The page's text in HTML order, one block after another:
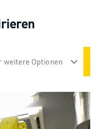
Branchen
weitere Optionen